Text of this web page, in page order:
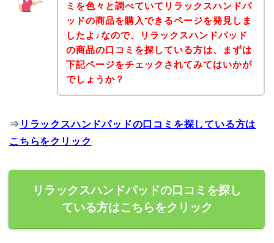
ミを色々と調べていてリラックスハンドパ
ッドの商品を購入できるページを発見しま
したよ♪なので、リラックスハンドパッド
の商品の口コミを探している方は、まずは
下記ページをチェックされてみてはいかが
でしょうか？
⇒ リラックスハンドパッドの口コミを探している方は
こちらをクリック
リラックスハンドパッドの口コミを探し
ている方はこちらをクリック